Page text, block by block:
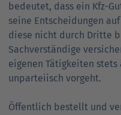
bedeutet, dass ein Kfz-
seine Entscheidungen
diese nicht durch Dritte
Sachverständige
eigenen Tätigkeiten stets
unparteiisch vorgeht.
Öffentlich bestellt und